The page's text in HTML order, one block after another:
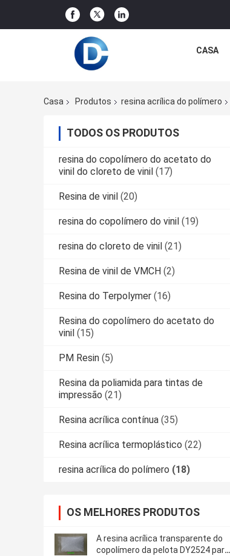
CASA
Casa Produtos resina acrílica do polímero
TODOS OS PRODUTOS
resina do copolímero do acetato do
vinil do cloreto de vinil (17)
Resina de vinil (20)
resina do copolímero do vinil (19)
resina do cloreto de vinil (21)
Resina de vinil de VMCH (2)
Resina do Terpolymer (16)
Resina do copolímero do acetato do
vinil (15)
PM Resin (5)
Resina da poliamida para tintas de
impressão (21)
Resina acrílica contínua (35)
Resina acrílica termoplástico (22)
resina acrílica do polímero (18)
OS MELHORES PRODUTOS
A resina acrílica transparente do
copolímero da pelota DY2524 para